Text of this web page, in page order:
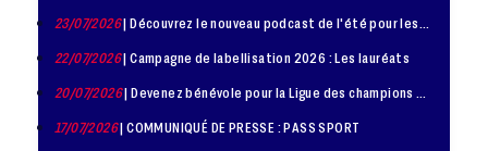
23/07/2026| Découvrez le nouveau podcast de l'été pour les
22/07/2026| Campagne de labellisation 2026 : Les lauréats
20/07/2026| Devenez bénévole pour la Ligue des champions de
17/07/2026| COMMUNIQUÉ DE PRESSE : PASS SPORT